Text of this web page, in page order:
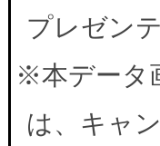
プレゼン
※本データ
は、キャ